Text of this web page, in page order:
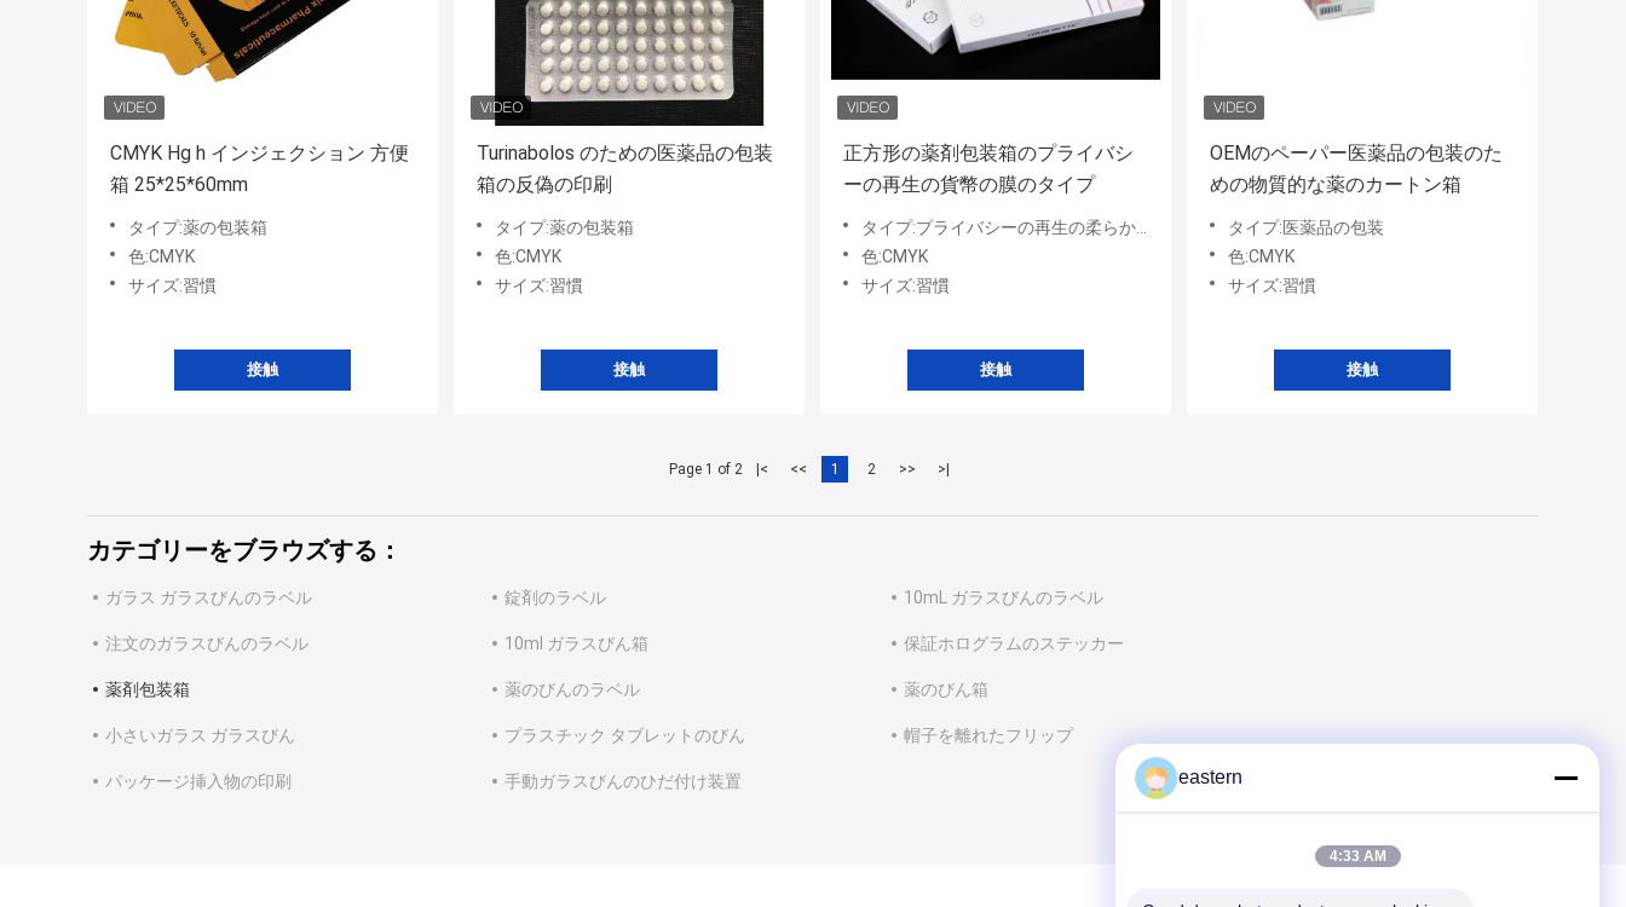
CMYK Hg h インジェクション 方便
箱 25*25*60mm
タイプ:薬の包装箱
色:CMYK
サイズ:習慣
接触
Turinabolos のための医薬品の包装
箱の反偽の印刷
タイプ:薬の包装箱
色:CMYK
サイズ:習慣
接触
正方形の薬剤包装箱のプライバシ
ーの再生の貨幣の膜のタイプ
タイプ:プライバシーの再生の柔らかい膜
色:CMYK
サイズ:習慣
接触
OEMのペーパー医薬品の包装のた
めの物質的な薬のカートン箱
タイプ:医薬品の包装
色:CMYK
サイズ:習慣
接触
Page 1 of 2 |< << 1 2 >> >|
カテゴリーをブラウズする：
ガラス ガラスびんのラベル 錠剤のラベル 10mL ガラスびんのラベル
注文のガラスびんのラベル 10ml ガラスびん箱 保証ホログラムのステッカー
薬剤包装箱 薬のびんのラベル 薬のびん箱
小さいガラス ガラスびん プラスチック タブレットのびん 帽子を離れたフリップ
パッケージ挿入物の印刷 手動ガラスびんのひだ付け装置 eastern
4:33 AM